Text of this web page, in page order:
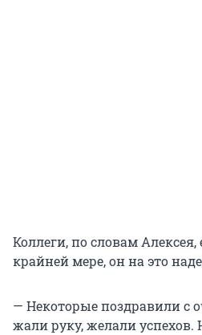
Коллеги, по словам
крайней мере, он на это
— Некоторые поздравили с
жали руку, желали успехов.